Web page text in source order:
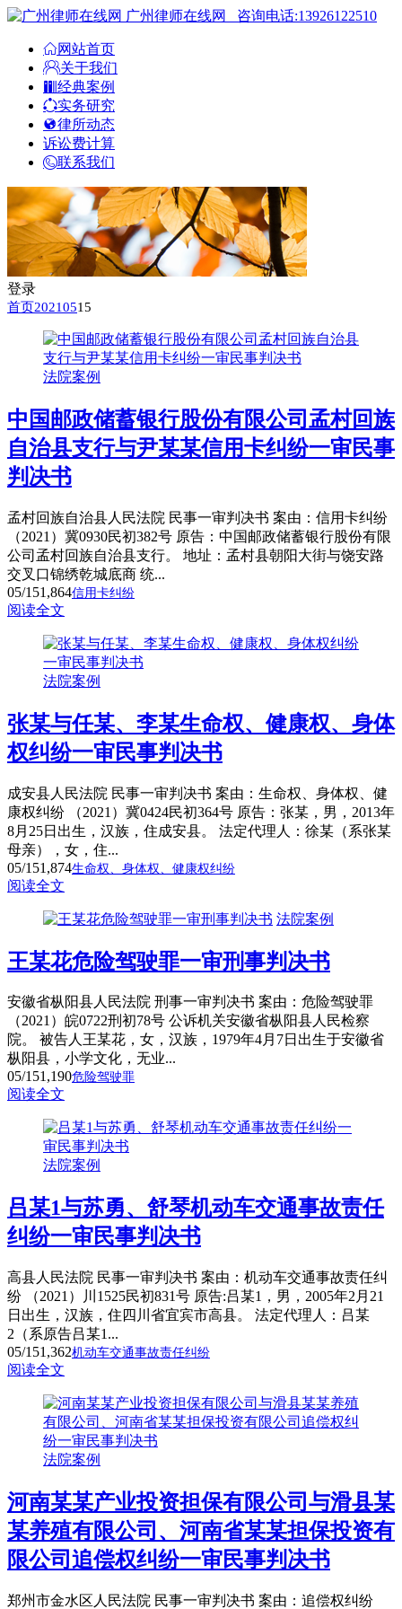
广州律师在线网 咨询电话:13926122510
网站首页
关于我们
经典案例
实务研究
律所动态
诉讼费计算
联系我们
登录
首页20210515
法院案例
中国邮政储蓄银行股份有限公司孟村回族
自治县支行与尹某某信用卡纠纷一审民事
判决书
孟村回族自治县人民法院 民事一审判决书 案由：信用卡纠纷
（2021）冀0930民初382号 原告：中国邮政储蓄银行股份有限
公司孟村回族自治县支行。 地址：孟村县朝阳大街与饶安路
交叉口锦绣乾城底商 统...
05/151,864信用卡纠纷
阅读全文
法院案例
张某与任某、李某生命权、健康权、身体
权纠纷一审民事判决书
成安县人民法院 民事一审判决书 案由：生命权、身体权、健
康权纠纷 （2021）冀0424民初364号 原告：张某，男，2013年
8月25日出生，汉族，住成安县。 法定代理人：徐某（系张某
母亲），女，住...
05/151,874生命权、身体权、健康权纠纷
阅读全文
法院案例
王某花危险驾驶罪一审刑事判决书
安徽省枞阳县人民法院 刑事一审判决书 案由：危险驾驶罪
（2021）皖0722刑初78号 公诉机关安徽省枞阳县人民检察
院。 被告人王某花，女，汉族，1979年4月7日出生于安徽省
枞阳县，小学文化，无业...
05/151,190危险驾驶罪
阅读全文
法院案例
吕某1与苏勇、舒琴机动车交通事故责任
纠纷一审民事判决书
高县人民法院 民事一审判决书 案由：机动车交通事故责任纠
纷 （2021）川1525民初831号 原告:吕某1，男，2005年2月21
日出生，汉族，住四川省宜宾市高县。 法定代理人：吕某
2（系原告吕某1...
05/151,362机动车交通事故责任纠纷
阅读全文
法院案例
河南某某产业投资担保有限公司与滑县某
某养殖有限公司、河南省某某担保投资有
限公司追偿权纠纷一审民事判决书
郑州市金水区人民法院 民事一审判决书 案由：追偿权纠纷